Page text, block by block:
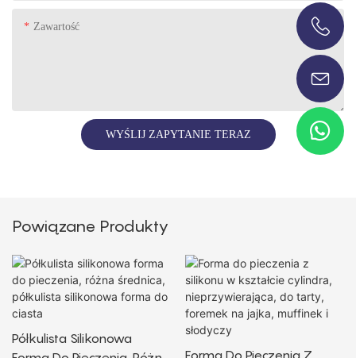
Zawartość
WYŚLIJ ZAPYTANIE TERAZ
Powiązane Produkty
Półkulista Silikonowa